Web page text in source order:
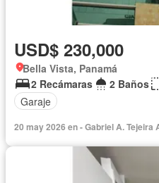
USD$ 230,000
Bella Vista, Panamá
2 Recámaras
2 Baños
Garaje
20 may 2026 en - Gabriel A. Tejeira